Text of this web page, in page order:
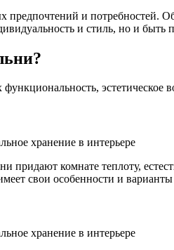
и потребностей.
и стиль, но и
эстетическое
комнате теплоту,
свои особенности и